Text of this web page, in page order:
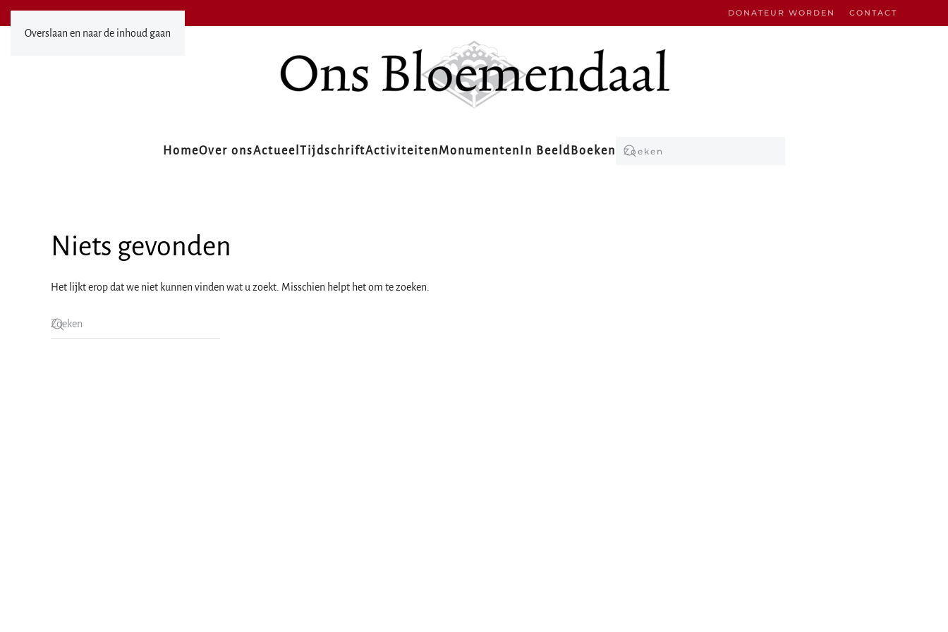
Overslaan en naar de inhoud gaan
DONATEUR WORDEN CONTACT
HomeOver onsActueel TijdschriftActiviteitenMonumenten In Beeld Boeken
Niets gevonden
Het lijkt erop dat we niet kunnen vinden wat u zoekt. Misschien helpt het om te zoeken.